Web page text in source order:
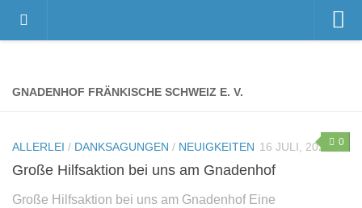
Der Gnadenhof platzt aus allen Nähten…
News
GNADENHOF FRÄNKISCHE SCHWEIZ E. V.
0
ALLERLEI / DANKSAGUNGEN / NEUIGKEITEN 16 JULI, 2025
Große Hilfsaktion bei uns am Gnadenhof
Große Hilfsaktion bei uns am Gnadenhof Eine